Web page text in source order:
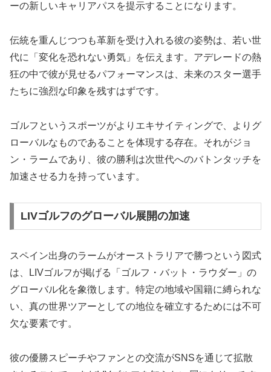
ーの新しいキャリアパスを提示することになります。
伝統を重んじつつも革新を受け入れる彼の姿勢は、若い世
代に「変化を恐れない勇気」を伝えます。アデレードの熱
狂の中で彼が見せるパフォーマンスは、未来のスター選手
たちに強烈な印象を残すはずです。
ゴルフというスポーツがよりエキサイティングで、よりグ
ローバルなものであることを体現する存在。それがジョ
ン・ラームであり、彼の勝利は次世代へのバトンタッチを
加速させる力を持っています。
LIVゴルフのグローバル展開の加速
スペイン出身のラームがオーストラリアで勝つという図式
は、LIVゴルフが掲げる「ゴルフ・バット・ラウダー」の
グローバル化を象徴します。特定の地域や国籍に縛られな
い、真の世界ツアーとしての地位を確立するためには不可
欠な要素です。
彼の優勝スピーチやファンとの交流がSNSを通じて拡散